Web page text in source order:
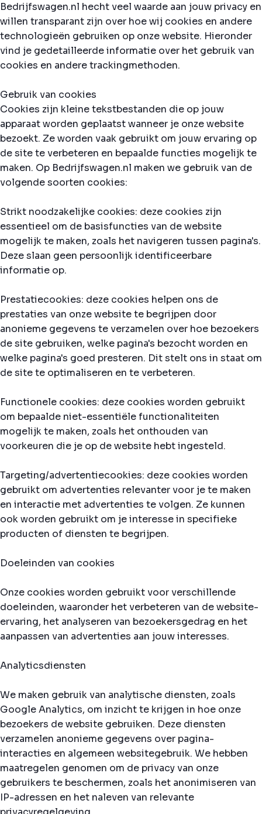
Bedrijfswagen.nl hecht veel waarde aan jouw privacy en
willen transparant zijn over hoe wij cookies en andere
technologieën gebruiken op onze website. Hieronder
vind je gedetailleerde informatie over het gebruik van
cookies en andere trackingmethoden.
Gebruik van cookies
Cookies zijn kleine tekstbestanden die op jouw
apparaat worden geplaatst wanneer je onze website
bezoekt. Ze worden vaak gebruikt om jouw ervaring op
de site te verbeteren en bepaalde functies mogelijk te
maken. Op Bedrijfswagen.nl maken we gebruik van de
volgende soorten cookies:
Strikt noodzakelijke cookies: deze cookies zijn
essentieel om de basisfuncties van de website
mogelijk te maken, zoals het navigeren tussen pagina's.
Deze slaan geen persoonlijk identificeerbare
informatie op.
Prestatiecookies: deze cookies helpen ons de
prestaties van onze website te begrijpen door
anonieme gegevens te verzamelen over hoe bezoekers
de site gebruiken, welke pagina's bezocht worden en
welke pagina's goed presteren. Dit stelt ons in staat om
de site te optimaliseren en te verbeteren.
Functionele cookies: deze cookies worden gebruikt
om bepaalde niet-essentiële functionaliteiten
mogelijk te maken, zoals het onthouden van
voorkeuren die je op de website hebt ingesteld.
Targeting/advertentiecookies: deze cookies worden
gebruikt om advertenties relevanter voor je te maken
en interactie met advertenties te volgen. Ze kunnen
ook worden gebruikt om je interesse in specifieke
producten of diensten te begrijpen.
Doeleinden van cookies
Onze cookies worden gebruikt voor verschillende
doeleinden, waaronder het verbeteren van de website-
ervaring, het analyseren van bezoekersgedrag en het
aanpassen van advertenties aan jouw interesses.
Analyticsdiensten
We maken gebruik van analytische diensten, zoals
Google Analytics, om inzicht te krijgen in hoe onze
bezoekers de website gebruiken. Deze diensten
verzamelen anonieme gegevens over pagina-
interacties en algemeen websitegebruik. We hebben
maatregelen genomen om de privacy van onze
gebruikers te beschermen, zoals het anonimiseren van
IP-adressen en het naleven van relevante